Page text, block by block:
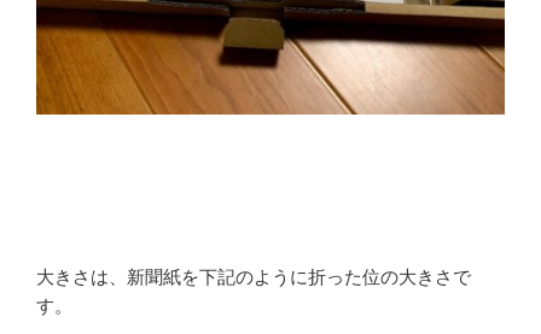
大きさは、新聞紙を下記のように折った位の大きさで
す。